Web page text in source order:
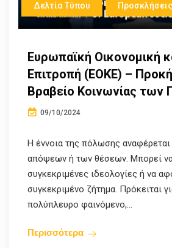
Δελτία Τύπου Προσκλήσεις
Ευρωπαϊκή Οικονομική
Επιτροπή (ΕΟΚΕ) –
Βραβείο Κοινωνίας των
09/10/2024
Η έννοια της πόλωσης
απόψεων ή των θέσεων. Μπορεί να
συγκεκριμένες ιδεολογίες ή να
συγκεκριμένο ζήτημα. Πρόκειται
πολύπλευρο φαινόμενο,...
Περισσότερα